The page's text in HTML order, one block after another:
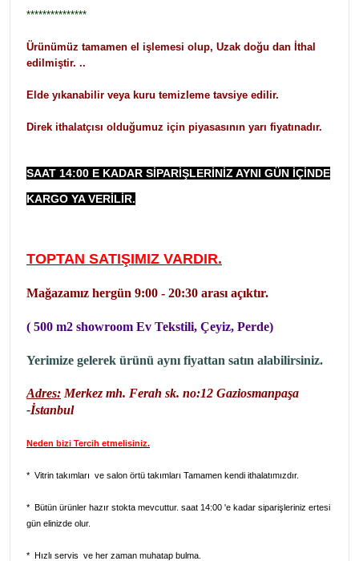
***************
Ürünümüz tamamen el işlemesi olup, Uzak doğu dan İthal
edilmiştir. ..
Elde yıkanabilir veya kuru temizleme tavsiye edilir.
Direk ithalatçısı olduğumuz için piyasasının yarı fiyatınadır.
SAAT 14:00 E KADAR SIPARIŞLERINIZ AYNI GÜN IÇINDE
KARGO YA VERILIR.
TOPTAN SATIŞIMIZ VARDIR.
Mağazamız hergün 9:00 - 20:30 arası açıktır.
( 500 m2 showroom Ev Tekstili, Çeyiz, Perde)
Yerimize gelerek ürünü aynı fiyattan satın alabilirsiniz.
Adres: Merkez mh. Ferah sk. no:12 Gaziosmanpaşa
-İstanbul
Neden bizi Tercih etmelisiniz.
* Vitrin takımları ve salon örtü takımları Tamamen kendi ithalatımızdır.
* Bütün ürünler hazır stokta mevcuttur. saat 14:00 'e kadar siparişleriniz ertesi
gün elinizde olur.
* Hızlı servis ve her zaman muhatap bulma.